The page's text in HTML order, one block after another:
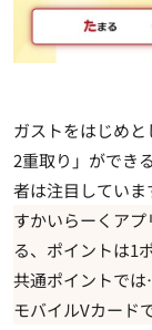
ガストをはじめ
2重取り」ができ
者は注目していま
すかいらーくア
る、ポイントは1
共通ポイントでは
モバイルVカード